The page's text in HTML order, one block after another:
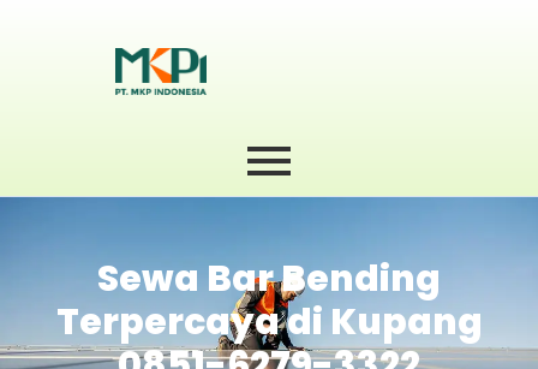
Sewa Bar Bending
Terpercaya di Kupang